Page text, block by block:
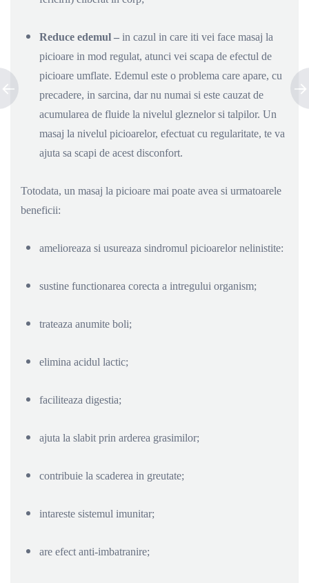
Reduce edemul – in cazul in care iti vei face masaj la
picioare in mod regulat, atunci vei scapa de efectul de
picioare umflate. Edemul este o problema care apare, cu
precadere, in sarcina, dar nu numai si este cauzat de
acumularea de fluide la nivelul gleznelor si talpilor. Un
masaj la nivelul picioarelor, efectuat cu regularitate, te va
ajuta sa scapi de acest disconfort.
Totodata, un masaj la picioare mai poate avea si urmatoarele
beneficii:
amelioreaza si usureaza sindromul picioarelor nelinistite:
sustine functionarea corecta a intregului organism;
trateaza anumite boli;
elimina acidul lactic;
faciliteaza digestia;
ajuta la slabit prin arderea grasimilor;
contribuie la scaderea in greutate;
intareste sistemul imunitar;
are efect anti-imbatranire;